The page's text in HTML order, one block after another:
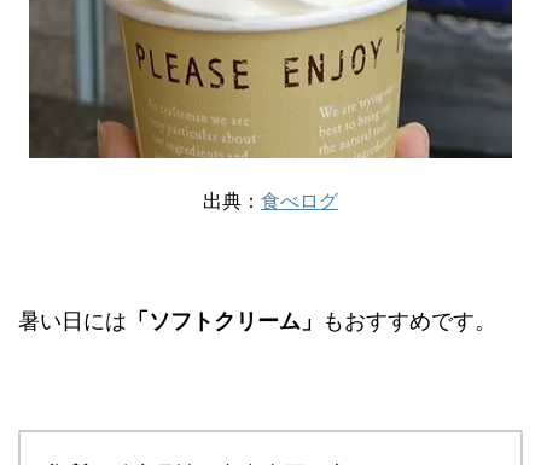
出典： 食べログ
暑い日には 「ソフトクリーム」 もおすすめです。